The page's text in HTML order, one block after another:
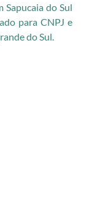
Sapucaia do Sul
para CNPJ e
do Sul.